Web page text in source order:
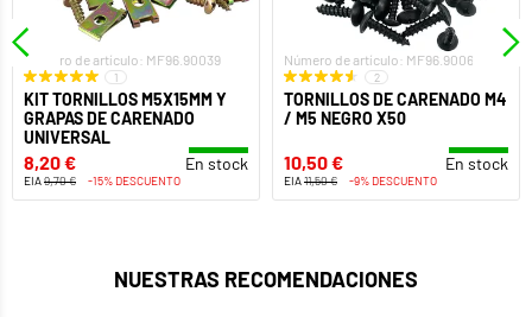
Número de artículo: MF96.90039
1
KIT TORNILLOS M5X15MM Y
GRAPAS DE CARENADO
UNIVERSAL
8,20 € En stock
EIA9,70 € -15% DESCUENTO
Número de artículo: MF96.90060
2
TORNILLOS DE CARENADO M4
/ M5 NEGRO X50
10,50 € En stock
EIA11,50 € -9% DESCUENTO
NUESTRAS RECOMENDACIONES